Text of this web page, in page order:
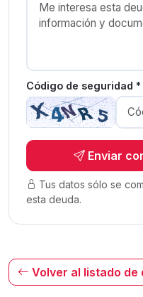
Código de seguridad *
Enviar
Tus datos sólo se
esta deuda.
Volver al listado de